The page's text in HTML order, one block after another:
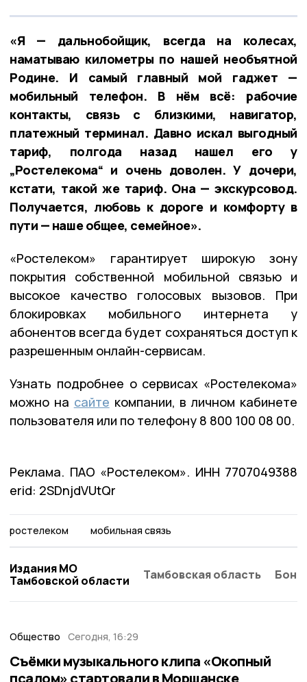
«Я — дальнобойщик, всегда на колесах,
наматываю километры по нашей необъятной
Родине. И самый главный мой гаджет —
мобильный телефон. В нём всё: рабочие
контакты, связь с близкими, навигатор,
платежный терминал. Давно искал выгодный
тариф, полгода назад нашел его у
„Ростелекома“ и очень доволен. У дочери,
кстати, такой же тариф. Она — экскурсовод.
Получается, любовь к дороге и комфорту в
пути — наше общее, семейное».
«Ростелеком» гарантирует широкую зону
покрытия собственной мобильной связью и
высокое качество голосовых вызовов. При
блокировках мобильного интернета у
абонентов всегда будет сохраняться доступ к
разрешенным онлайн-сервисам.
Узнать подробнее о сервисах «Ростелекома»
можно на сайте компании, в личном кабинете
пользователя или по телефону 8 800 100 08 00.
Реклама. ПАО «Ростелеком». ИНН 7707049388
erid: 2SDnjdVUtQr
ростелеком мобильная связь
Издания МО
Тамбовской области
Тамбовская область
Общество Сегодня, 16:29
Съёмки музыкального клипа «Окопный
псалом» стартовали в Моршанске